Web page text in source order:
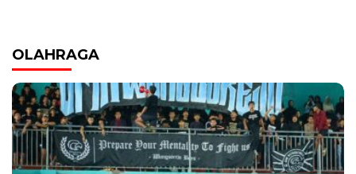
Ratusan Pelajar Se-Jateng DIY Ramaikan
MANAFERA FUTSAL CUP 2026 Besutan Himpunan
Mahasiswa Prodi Manajemen UNIMUGO